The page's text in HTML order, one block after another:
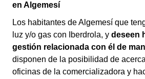
en Algemesí
Los habitantes de Algemesí que
luz y/o gas con Iberdrola, y deseen
gestión relacionada con él de
disponen de la posibilidad de
oficinas de la comercializadora y